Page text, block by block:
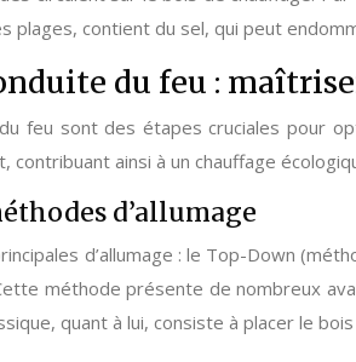
plages, contient du sel, qui peut
du feu :
du feu sont des étapes cruciales pour
contribuant ainsi à un chauffage
d’allumage
d’allumage : le Top-Down
méthode présente de nombreux
quant à lui, consiste à placer le